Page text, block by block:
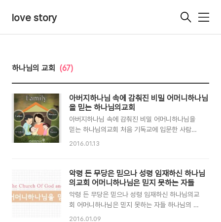
love story
메
하나님의 교회 (67)
아버지하나님 속에 감춰진 비밀 어머니하나님
을 믿는 하나님의교회
아버지하나님 속에 감춰진 비밀 어머니하나님을
믿는 하나님의교회 처음 기독교에 입문한 사람들
이라 할지라도 하늘에 계시는 하나님이 ‘아버지’가
미 숱하게 보아왔기 때문입니다. 사실, 이해하기
어려운 대목은 따로 있습니다. 예수님께서는 하나
님을 왜 굳이 ‘아버지’라고 부르도록 정해주셨느냐
는 것입니다. 구약시대 선지자들이 불러왔던 것처
2016.01.13
악령 든 무당은 믿으나 성령 임재하신 하나님
의교회 어머니하나님은 믿지 못하는 자들
악령 든 무당은 믿으나 성령 임재하신 하나님의교
회 어머니하나님은 믿지 못하는 자들 하나님의 생
각은 사람의 생각과 다르며 하나님의 생각은 사람
2016.01.09